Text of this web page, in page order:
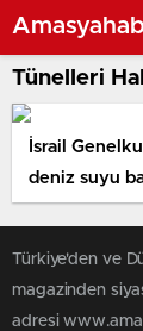
Tünelleri
İsrail
deniz suyu
Türkiye'den ve
magazinden
adresi